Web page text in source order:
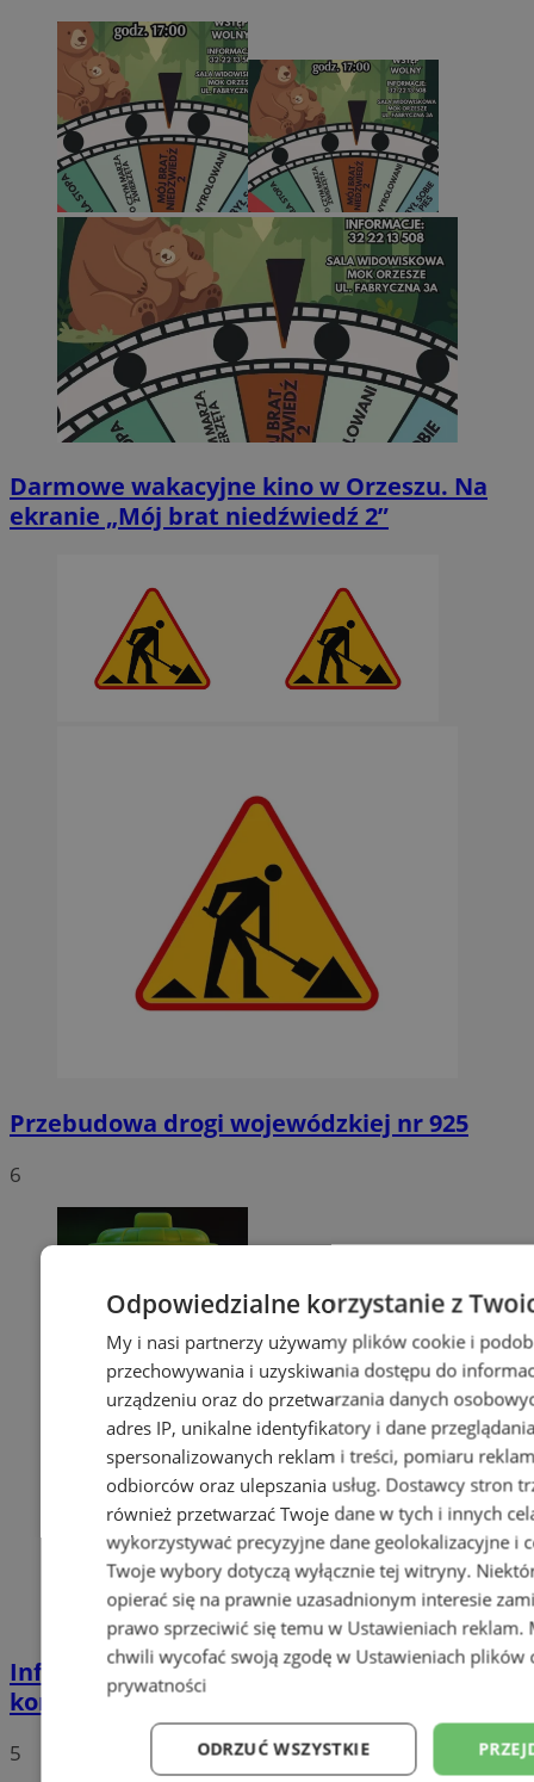
Darmowe wakacyjne kino w Orzeszu. Na
ekranie „Mój brat niedźwiedź 2”
Przebudowa drogi wojewódzkiej nr 925
6
Informacje dotyczące odbioru odpadów
komunalnych na terenie Orzesza
5
Odpowiedzialne korzystanie z
My i nasi partnerzy używamy plików cookie i
przechowywania i uzyskiwania dostępu do
urządzeniu oraz do przetwarzania danych
adres IP, unikalne identyfikatory i dane
spersonalizowanych reklam i treści, pomiaru
odbiorców oraz ulepszania usług. Dostawcy stron
również przetwarzać Twoje dane w tych i innych
wykorzystywać precyzyjne dane geolokalizacyjne i
Twoje wybory dotyczą wyłącznie tej witryny.
opierać się na prawnie uzasadnionym interesie
prawo sprzeciwić się temu w Ustawieniach reklam.
chwili wycofać swoją zgodę w Ustawieniach plików
prywatności
ODRZUĆ WSZYSTKIE